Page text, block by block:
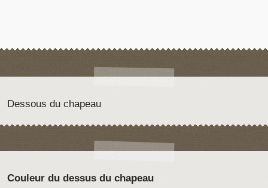
Dessous du chapeau
Couleur du dessus du chapeau